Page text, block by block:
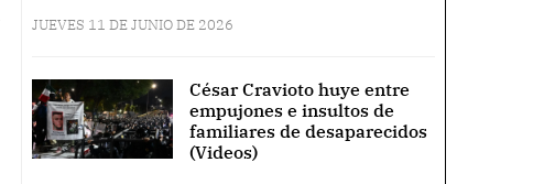
JUEVES 11 DE JUNIO DE 2026
César Cravioto huye entre
empujones e insultos de
familiares de desaparecidos
(Videos)